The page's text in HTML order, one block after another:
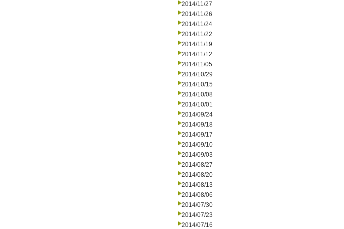
2014/11/27
2014/11/26
2014/11/24
2014/11/22
2014/11/19
2014/11/12
2014/11/05
2014/10/29
2014/10/15
2014/10/08
2014/10/01
2014/09/24
2014/09/18
2014/09/17
2014/09/10
2014/09/03
2014/08/27
2014/08/20
2014/08/13
2014/08/06
2014/07/30
2014/07/23
2014/07/16